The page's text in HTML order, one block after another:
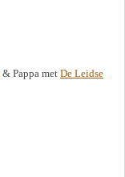
& Pappa met De Leidse